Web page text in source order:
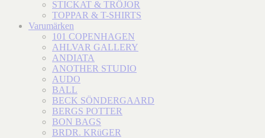
STICKAT & TRÖJOR
TOPPAR & T-SHIRTS
Varumärken
101 COPENHAGEN
AHLVAR GALLERY
ANDIATA
ANOTHER STUDIO
AUDO
BALL
BECK SÖNDERGAARD
BERGS POTTER
BON BAGS
BRDR. KRüGER